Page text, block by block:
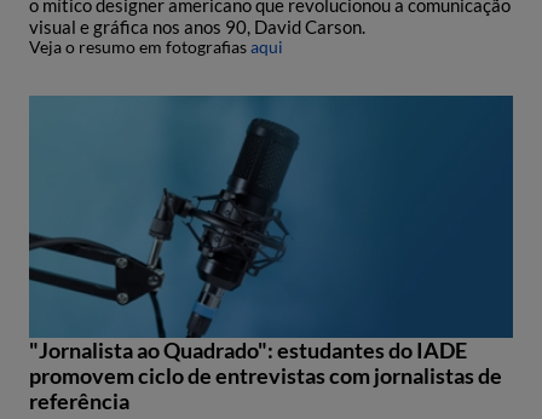
o mítico designer americano que revolucionou a comunicação
visual e gráfica nos anos 90, David Carson.
Veja o resumo em fotografiasaqui
"Jornalista ao Quadrado": estudantes do IADE
promovem ciclo de entrevistas com jornalistas de
referência